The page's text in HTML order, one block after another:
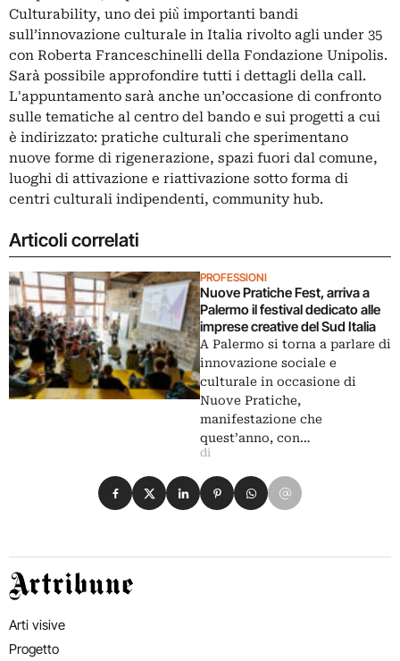
Culturability, uno dei più̀ importanti bandi
sull’innovazione culturale in Italia rivolto agli under 35
con Roberta Franceschinelli della Fondazione Unipolis.
Sarà possibile approfondire tutti i dettagli della call.
L'appuntamento sarà anche un’occasione di confronto
sulle tematiche al centro del bando e sui progetti a cui
è indirizzato: pratiche culturali che sperimentano
nuove forme di rigenerazione, spazi fuori dal comune,
luoghi di attivazione e riattivazione sotto forma di
centri culturali indipendenti, community hub.
Articoli correlati
PROFESSIONI
Nuove Pratiche Fest, arriva a
Palermo il festival dedicato alle
imprese creative del Sud Italia
A Palermo si torna a parlare di
innovazione sociale e
culturale in occasione di
Nuove Pratiche,
manifestazione che
quest’anno, con…
di
Condividi su Facebook
Condividi su X
Condividi su LinkedIn
Condividi su Pinterest
Condividi su WhatsApp
Condividi su Email
Artribune
Arti visive
Progetto